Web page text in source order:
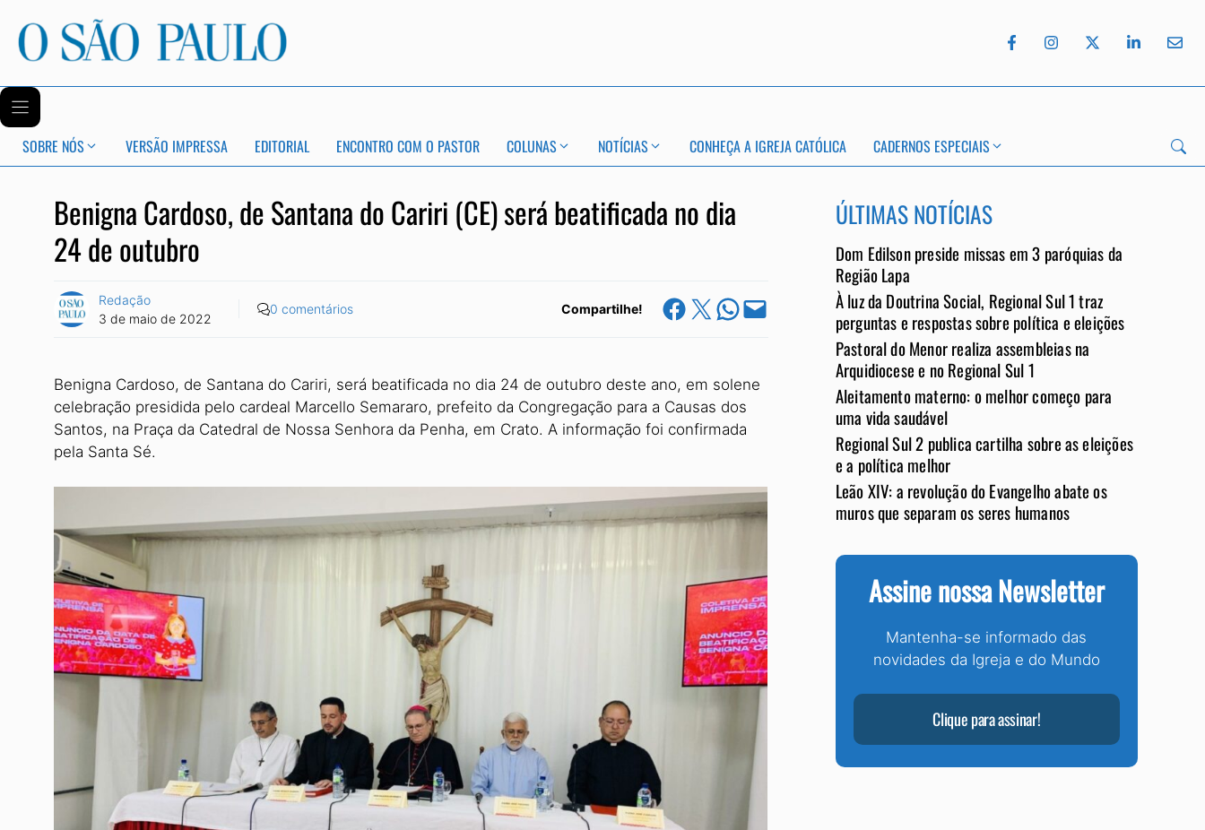
SOBRE NÓS VERSÃO IMPRESSA EDITORIAL ENCONTRO COM O PASTOR COLUNAS NOTÍCIAS CONHEÇA A IGREJA CATÓLICA CADERNOS ESPECIAIS
Benigna Cardoso, de Santana do Cariri (CE) será beatificada no dia
24 de outubro
Redação
3 de maio de 2022
0 comentários Compartilhe! Share on Facebook
Share on X Share on WhatsApp
Email this Page
Benigna Cardoso, de Santana do Cariri, será beatificada no dia 24 de outubro deste ano, em solene
celebração presidida pelo cardeal Marcello Semararo, prefeito da Congregação para a Causas dos
Santos, na Praça da Catedral de Nossa Senhora da Penha, em Crato. A informação foi confirmada
pela Santa Sé.
ÚLTIMAS NOTÍCIAS
Dom Edilson preside missas em 3 paróquias da
Região Lapa
À luz da Doutrina Social, Regional Sul 1 traz
perguntas e respostas sobre política e eleições
Pastoral do Menor realiza assembleias na
Arquidiocese e no Regional Sul 1
Aleitamento materno: o melhor começo para
uma vida saudável
Regional Sul 2 publica cartilha sobre as eleições
e a política melhor
Leão XIV: a revolução do Evangelho abate os
muros que separam os seres humanos
Assine nossa Newsletter
Mantenha-se informado das
novidades da Igreja e do Mundo
Clique para assinar!